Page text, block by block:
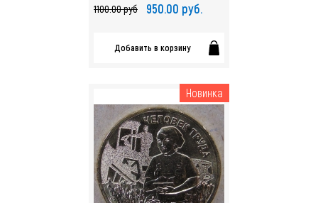
UNC. арт. 5524
1100.00 руб 950.00 руб.
Добавить в корзину
Новинка